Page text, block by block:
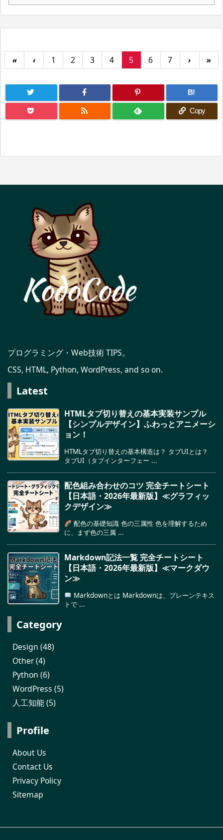
« ‹ 1 2 3 4 5 6 7 › »
B!
Copy
プログラミング・Web技術 TIPS。
CSS, HTML, Python, WordPress, and so on.
Latest
HTMLタブ切り替えの基本実装サンプル
【シンプルデザイン】ふわっとアニメーシ
ョン！
HTMLタブ切り替えの基本構造は？ タブUIとは？
タブUI（タブインターフェー ...
配色組み合わせのコツ 完全チートシート
【日本語・2026年最新版】≪グラフィッ
クデザイン≫
配色の基礎知識 色の三属性 色を理解するため
に、まず色の三属 ...
Markdown記法一覧 完全チートシート
【日本語・2026年最新版】≪マークダウ
ン≫
Markdownとは Markdownは、プレーンテキス
トで ...
Category
Design (48)
Other(4)
Python (6)
WordPress (5)
人工知能(5)
Profile
About Us
Contact Us
Privacy Policy
Sitemap